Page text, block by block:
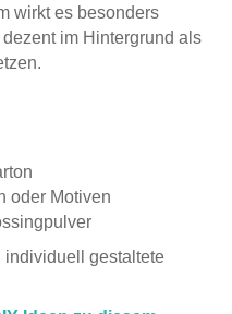
wirkt es besonders
im Hintergrund als
oder Motiven
individuell gestaltete